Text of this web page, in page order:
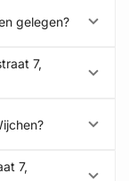
gelegen?
7,
7,